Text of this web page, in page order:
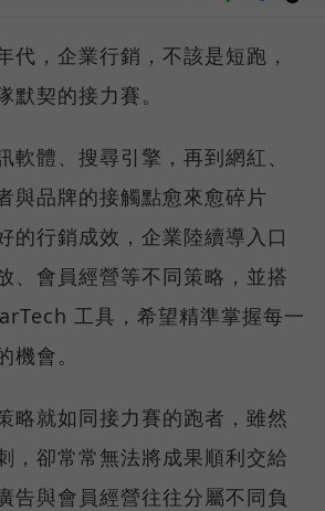
代，企業行銷，不該是短跑，
默契的接力賽。
軟體、搜尋引擎，再到網紅、
與品牌的接觸點愈來愈碎片
的行銷成效，企業陸續導入口
、會員經營等不同策略，並搭
工具，希望精準掌握每一
機會。
略就如同接力賽的跑者，雖然
，卻常常無法將成果順利交給
告與會員經營往往分屬不同負